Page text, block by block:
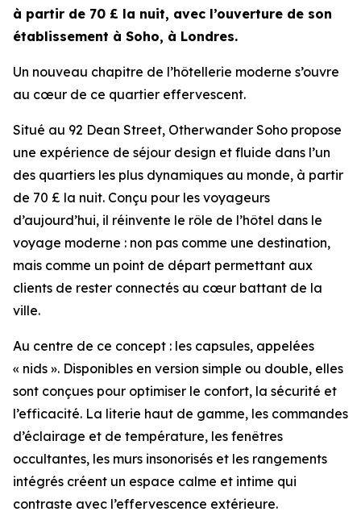
à partir de 70 £ la nuit, avec l’ouverture de son
établissement à Soho, à Londres.
Un nouveau chapitre de l’hôtellerie moderne s’ouvre
au cœur de ce quartier effervescent.
Situé au 92 Dean Street, Otherwander Soho propose
une expérience de séjour design et fluide dans l’un
des quartiers les plus dynamiques au monde, à partir
de 70 £ la nuit. Conçu pour les voyageurs
d’aujourd’hui, il réinvente le rôle de l’hôtel dans le
voyage moderne : non pas comme une destination,
mais comme un point de départ permettant aux
clients de rester connectés au cœur battant de la
ville.
Au centre de ce concept : les capsules, appelées
« nids ». Disponibles en version simple ou double, elles
sont conçues pour optimiser le confort, la sécurité et
l’efficacité. La literie haut de gamme, les commandes
d’éclairage et de température, les fenêtres
occultantes, les murs insonorisés et les rangements
intégrés créent un espace calme et intime qui
contraste avec l’effervescence extérieure.